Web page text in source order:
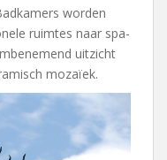
worden
ruimtes naar spa-
uitzicht
mozaïek.